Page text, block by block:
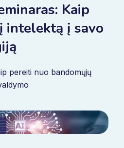
Kaip
į savo
pereiti nuo bandomųjų